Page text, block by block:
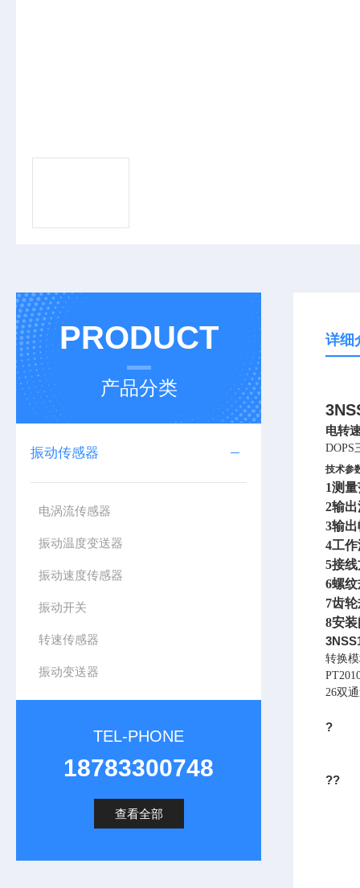
PRODUCT
产品分类
振动传感器
电涡流传感器
振动温度变送器
振动速度传感器
振动开关
转速传感器
振动变送器
TEL-PHONE
18783300748
查看全部
详细
电转
DOPS
技术参
1测量
2输
3输出
4工
5接
6螺纹
7齿
8安装
转换
26双
?
??